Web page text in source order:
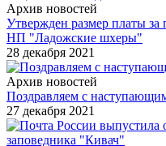
Архив новостей
Утвержден размер платы
НП "Ладожские шхеры"
28 декабря 2021
Архив новостей
Поздравляем с
27 декабря 2021